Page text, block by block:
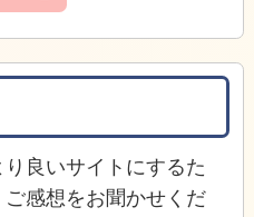
良いサイトにするた
感想をお聞かせくだ